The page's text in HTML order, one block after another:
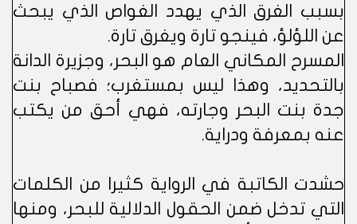
بسبب الغرق الذي يهدد الغواص الذي يبحث
عن اللؤلؤ، فينجو تارة ويغرق تارة.
المسرح المكاني العام هو البحر، وجزيرة الدانة
بالتحديد، وهذا ليس بمستغرب؛ فصباح بنت
جدة بنت البحر وجارته، فهي أحق من يكتب
عنه بمعرفة ودراية.
حشدت الكاتبة في الرواية كثيرا من الكلمات
التي تدخل ضمن الحقول الدلالية للبحر، ومنها